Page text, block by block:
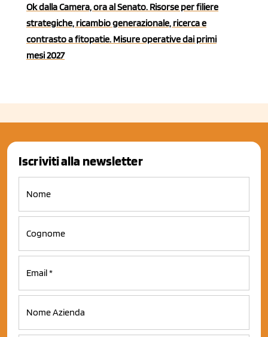
Ok dalla Camera, ora al Senato. Risorse per filiere
strategiche, ricambio generazionale, ricerca e
contrasto a fitopatie. Misure operative dai primi
mesi 2027
Iscriviti alla newsletter